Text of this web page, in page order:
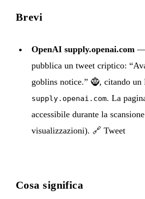
Brevi
OpenAI supply.openai.com —
pubblica un tweet criptico:
goblins notice.” 🧌, citando un
supply.openai.com. La
accessibile durante la
visualizzazioni). 🔗 Tweet
Cosa significa